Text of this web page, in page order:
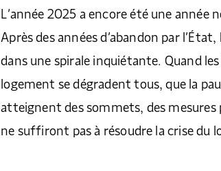
L’année 2025 a encore été une année
Après des années d’abandon par
dans une spirale inquiétante. Quand
logement se dégradent tous, que la
atteignent des sommets, des mesures
ne suffiront pas à résoudre la crise du